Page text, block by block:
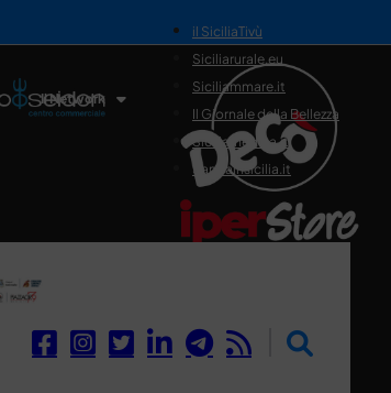
Il Network
il SiciliaTivù
Siciliarurale.eu
Siciliammare.it
Il Giornale della Bellezza
Siciliamedica.it
Sanitainsicilia.it